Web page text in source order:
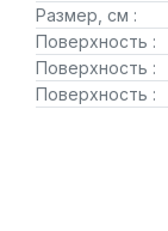
Размер, см :
Поверхность :
Поверхность :
Поверхность :